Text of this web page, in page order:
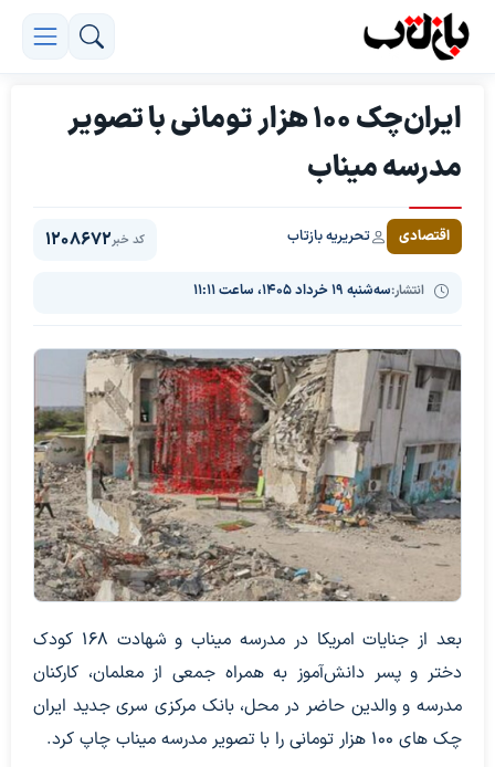
ایران‌چک ۱۰۰ هزار تومانی با تصویر
مدرسه میناب
اقتصادی تحریریه بازتاب
انتشار:سه‌شنبه ۱۹ خرداد ۱۴۰۵، ساعت ۱۱:۱۱
کد خبر1208672
بعد از جنایات امریکا در مدرسه میناب و شهادت 168 کودک
دختر و پسر دانش‌آموز به همراه جمعی از معلمان، کارکنان
مدرسه و والدین حاضر در محل، بانک مرکزی سری جدید ایران
چک های 100 هزار تومانی را با تصویر مدرسه میناب چاپ کرد.